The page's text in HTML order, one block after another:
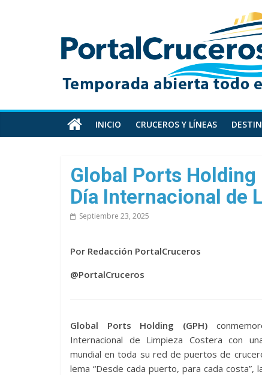
PortalCruceros
Toda
información
cruceros
en
un
sitio
INICIO CRUCEROS Y LÍNEAS
Global Ports
Día Internacional de
Septiembre 23, 2025
Por Redacción PortalCruceros
@PortalCruceros
Global Ports Holding (GPH)
Internacional de Limpieza Costera con
mundial en toda su red de puertos de
lema “Desde cada puerto, para cada costa”,